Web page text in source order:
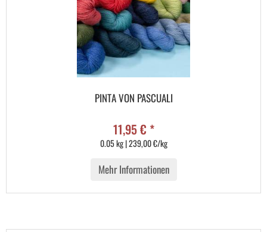
PINTA VON PASCUALI
11,95 € *
0.05 kg | 239,00 €/kg
Mehr Informationen